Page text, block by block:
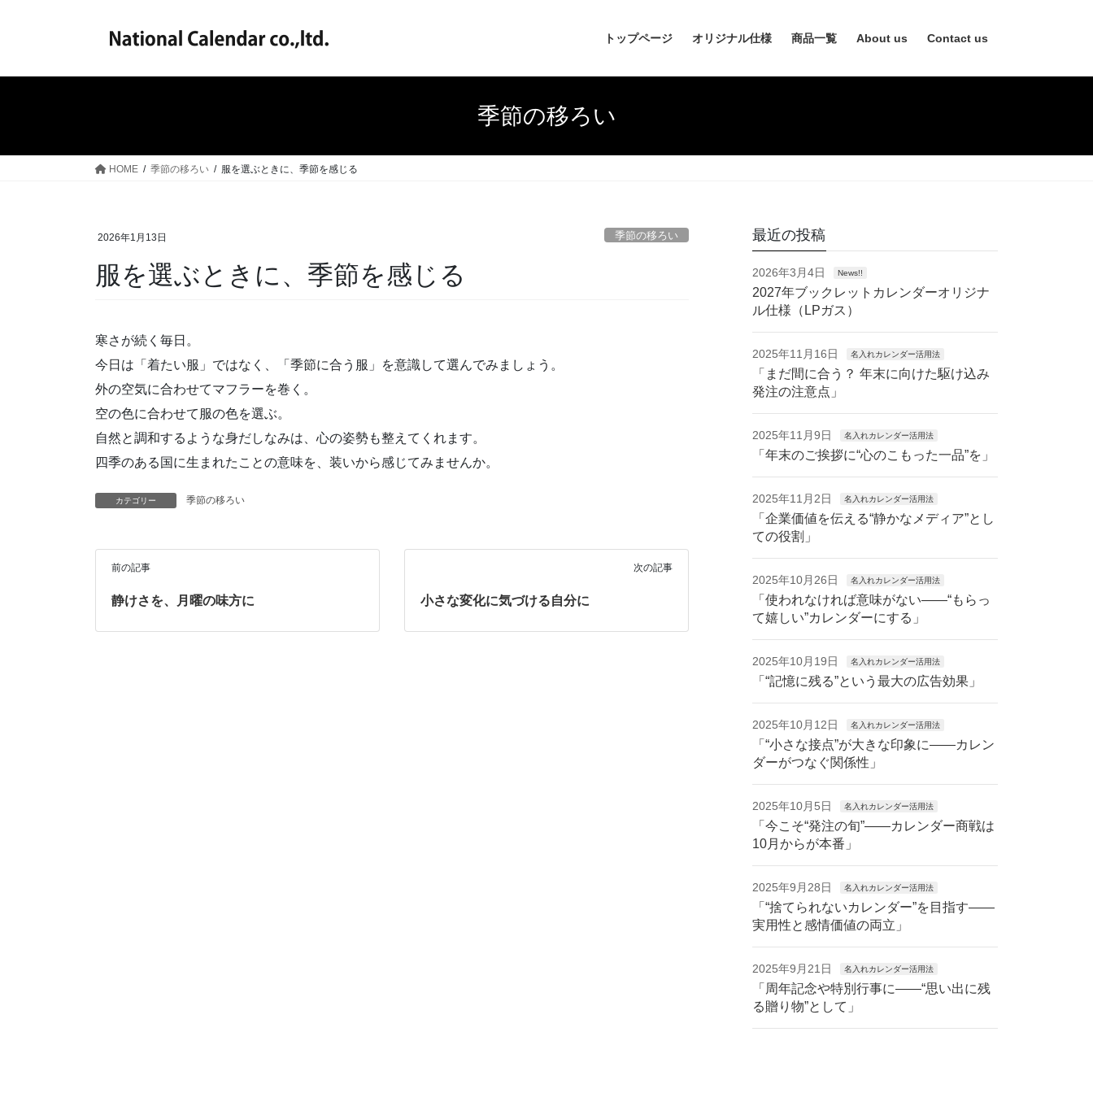
トップページ オリジナル仕様 商品一覧 About us Contact us
季節の移ろい
HOME 季節の移ろい 服を選ぶときに、季節を感じる
2026年1月13日 季節の移ろい
服を選ぶときに、季節を感じる
寒さが続く毎日。
今日は「着たい服」ではなく、「季節に合う服」を意識して選んでみましょう。
外の空気に合わせてマフラーを巻く。
空の色に合わせて服の色を選ぶ。
自然と調和するような身だしなみは、心の姿勢も整えてくれます。
四季のある国に生まれたことの意味を、装いから感じてみませんか。
カテゴリー 季節の移ろい
前の記事
静けさを、月曜の味方に
次の記事
小さな変化に気づける自分に
最近の投稿
2026年3月4日 News!!
2027年ブックレットカレンダーオリジナ
ル仕様（LPガス）
2025年11月16日 名入れカレンダー活用法
「まだ間に合う？ 年末に向けた駆け込み
発注の注意点」
2025年11月9日 名入れカレンダー活用法
「年末のご挨拶に“心のこもった一品”を」
2025年11月2日 名入れカレンダー活用法
「企業価値を伝える“静かなメディア”とし
ての役割」
2025年10月26日 名入れカレンダー活用法
「使われなければ意味がない——“もらっ
て嬉しい”カレンダーにする」
2025年10月19日 名入れカレンダー活用法
「“記憶に残る”という最大の広告効果」
2025年10月12日 名入れカレンダー活用法
「“小さな接点”が大きな印象に——カレン
ダーがつなぐ関係性」
2025年10月5日 名入れカレンダー活用法
「今こそ“発注の旬”——カレンダー商戦は
10月からが本番」
2025年9月28日 名入れカレンダー活用法
「“捨てられないカレンダー”を目指す——
実用性と感情価値の両立」
2025年9月21日 名入れカレンダー活用法
「周年記念や特別行事に——“思い出に残
る贈り物”として」